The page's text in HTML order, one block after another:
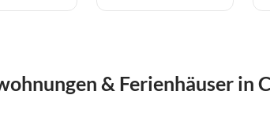
& Ferienhäuser in